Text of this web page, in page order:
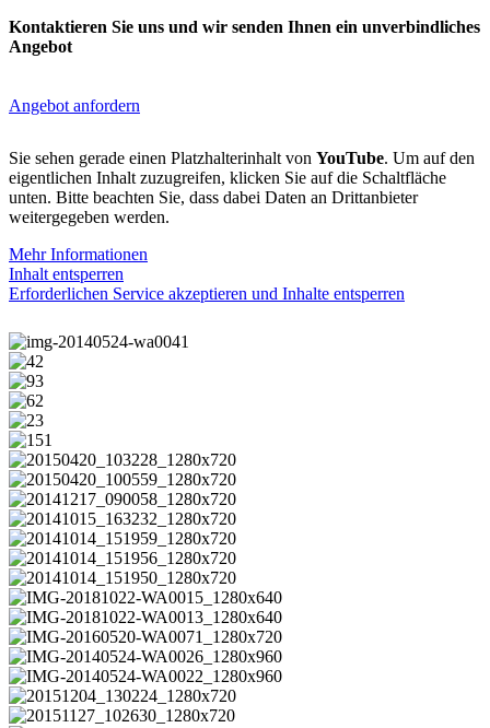
Kontaktieren Sie uns und wir senden Ihnen ein unverbindliches
Angebot
Angebot anfordern
Sie sehen gerade einen Platzhalterinhalt von YouTube. Um auf den
eigentlichen Inhalt zuzugreifen, klicken Sie auf die Schaltfläche
unten. Bitte beachten Sie, dass dabei Daten an Drittanbieter
weitergegeben werden.
Mehr Informationen
Inhalt entsperren
Erforderlichen Service akzeptieren und Inhalte entsperren